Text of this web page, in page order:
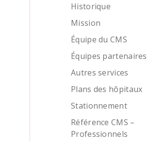
Historique
Mission
Équipe du CMS
Équipes partenaires
Autres services
Plans des hôpitaux
Stationnement
Référence CMS –
Professionnels